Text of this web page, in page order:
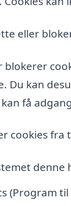
eller
blokerer
Du kan
få
cookies
(Program